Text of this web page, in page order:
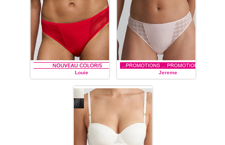
Louie
MARIE JO L'AVENTURE
Jereme
MARIE JO L'AVENTURE